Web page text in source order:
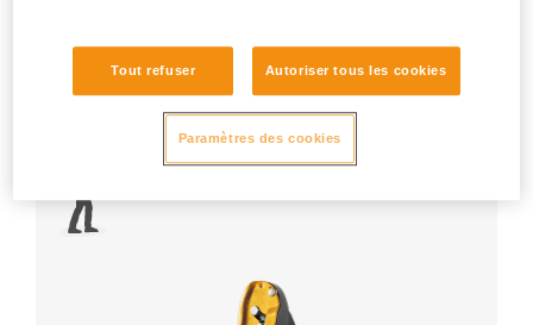
Tout refuser Autoriser tous les cookies
Paramètres des cookies